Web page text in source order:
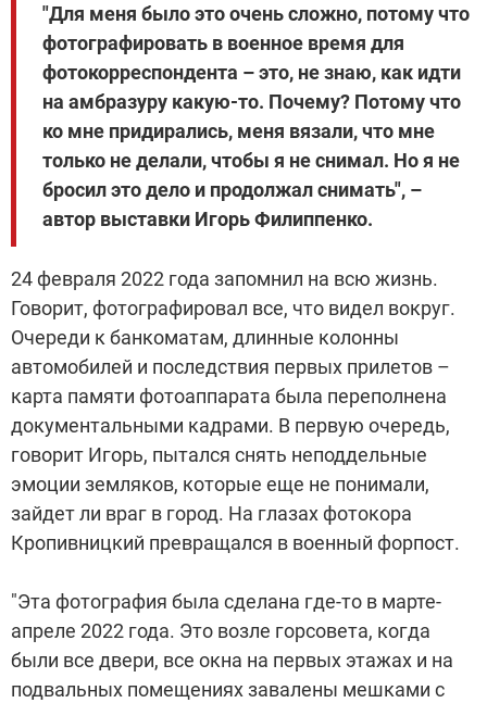
"Для меня было это очень сложно, потому что
фотографировать в военное время для
фотокорреспондента – это, не знаю, как идти
на амбразуру какую-то. Почему? Потому что
ко мне придирались, меня вязали, что мне
только не делали, чтобы я не снимал. Но я не
бросил это дело и продолжал снимать", –
автор выставки Игорь Филиппенко.
24 февраля 2022 года запомнил на всю жизнь.
Говорит, фотографировал все, что видел вокруг.
Очереди к банкоматам, длинные колонны
автомобилей и последствия первых прилетов –
карта памяти фотоаппарата была переполнена
документальными кадрами. В первую очередь,
говорит Игорь, пытался снять неподдельные
эмоции земляков, которые еще не понимали,
зайдет ли враг в город. На глазах фотокора
Кропивницкий превращался в военный форпост.
"Эта фотография была сделана где-то в марте-
апреле 2022 года. Это возле горсовета, когда
были все двери, все окна на первых этажах и на
подвальных помещениях завалены мешками с